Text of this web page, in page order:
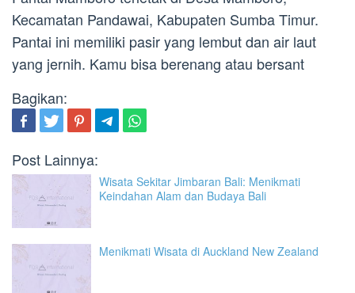
Kecamatan Pandawai, Kabupaten Sumba Timur.
Pantai ini memiliki pasir yang lembut dan air laut
yang jernih. Kamu bisa berenang atau bersant
Bagikan:
Post Lainnya:
Wisata Sekitar Jimbaran Bali: Menikmati
Keindahan Alam dan Budaya Bali
Menikmati Wisata di Auckland New Zealand